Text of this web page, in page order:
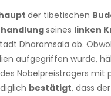
der tibetischen
seines linken
Dharamsala ab.
aufgegriffen wurde,
Nobelpreisträgers mit
bestätigt, dass der